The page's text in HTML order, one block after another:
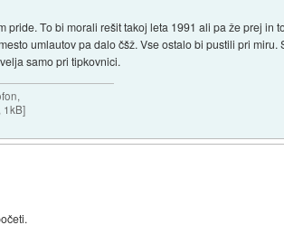
pride. To bi morali rešit takoj leta 1991 ali pa že prej in
umlautov pa dalo čšž. Vse ostalo bi pustili pri
samo pri tipkovnici.
1kB]